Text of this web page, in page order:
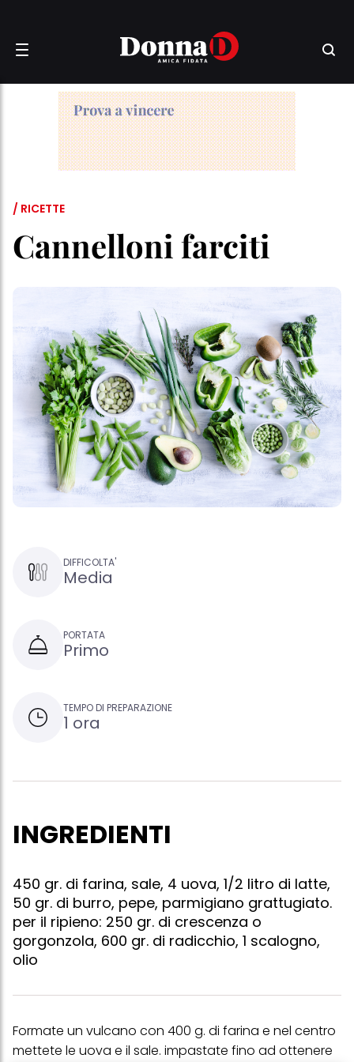
/ RICETTE
Cannelloni farciti
DIFFICOLTA'
Media
PORTATA
Primo
TEMPO DI PREPARAZIONE
1 ora
INGREDIENTI
450 gr. di farina, sale, 4 uova, 1/2 litro di latte,
50 gr. di burro, pepe, parmigiano grattugiato.
per il ripieno: 250 gr. di crescenza o
gorgonzola, 600 gr. di radicchio, 1 scalogno,
olio
Formate un vulcano con 400 g. di farina e nel centro
mettete le uova e il sale. impastate fino ad ottenere